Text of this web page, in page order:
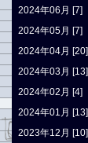
2024年06月 [7]
2024年05月 [7]
2024年04月 [20]
2024年03月 [13]
2024年02月 [4]
2024年01月 [13]
2023年12月 [10]